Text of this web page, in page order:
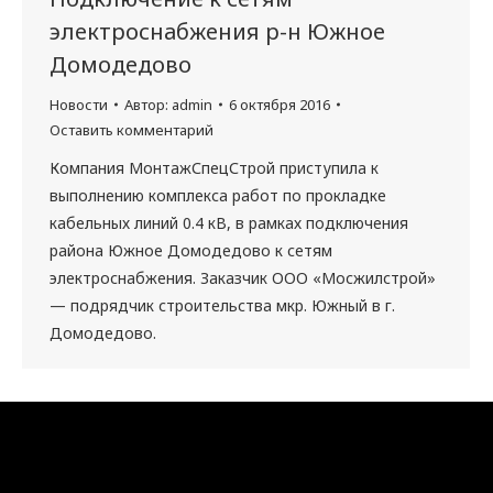
электроснабжения р-н Южное
Домодедово
Новости Автор: admin
6 октября 2016
Оставить комментарий
Компания МонтажСпецСтрой приступила к
выполнению комплекса работ по прокладке
кабельных линий 0.4 кВ, в рамках подключения
района Южное Домодедово к сетям
электроснабжения. Заказчик ООО «Мосжилстрой»
— подрядчик строительства мкр. Южный в г.
Домодедово.